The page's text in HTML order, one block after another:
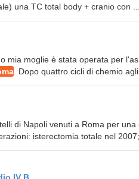
una TC total body + cranio con ...
mia moglie è stata operata per
. Dopo quattro cicli di chemio agli
di Napoli venuti a Roma per
isterectomia totale nel